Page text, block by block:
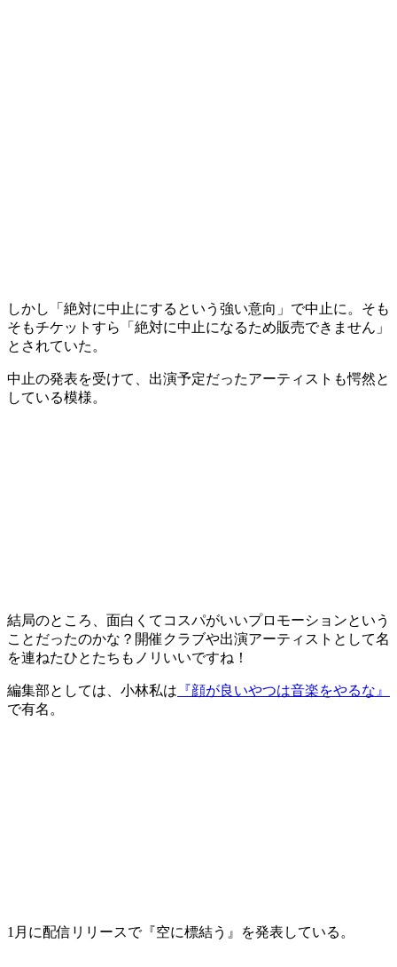
しかし「絶対に中止にするという強い意向」で中止に。そも
そもチケットすら「絶対に中止になるため販売できません」
とされていた。
中止の発表を受けて、出演予定だったアーティストも愕然と
している模様。
結局のところ、面白くてコスパがいいプロモーションという
ことだったのかな？開催クラブや出演アーティストとして名
を連ねたひとたちもノリいいですね！
編集部としては、小林私は 『顔が良いやつは音楽をやるな』
で有名。
1月に配信リリースで『空に標結う』を発表している。